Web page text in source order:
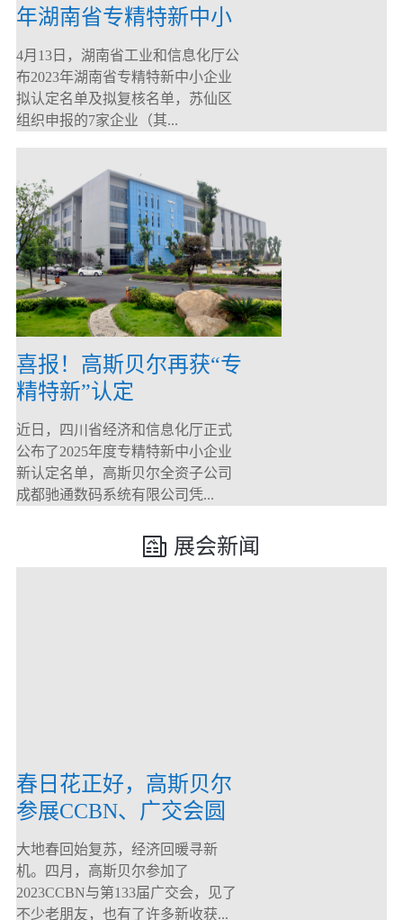
年湖南省专精特新中小
企业
4月13日，湖南省工业和信息化厅公
布2023年湖南省专精特新中小企业
拟认定名单及拟复核名单，苏仙区
组织申报的7家企业（其...
喜报！高斯贝尔再获“专
精特新”认定
近日，四川省经济和信息化厅正式
公布了2025年度专精特新中小企业
新认定名单，高斯贝尔全资子公司
成都驰通数码系统有限公司凭...
展会新闻
春日花正好，高斯贝尔
参展CCBN、广交会圆
满落幕！
大地春回始复苏，经济回暖寻新
机。四月，高斯贝尔参加了
2023CCBN与第133届广交会，见了
不少老朋友，也有了许多新收获...